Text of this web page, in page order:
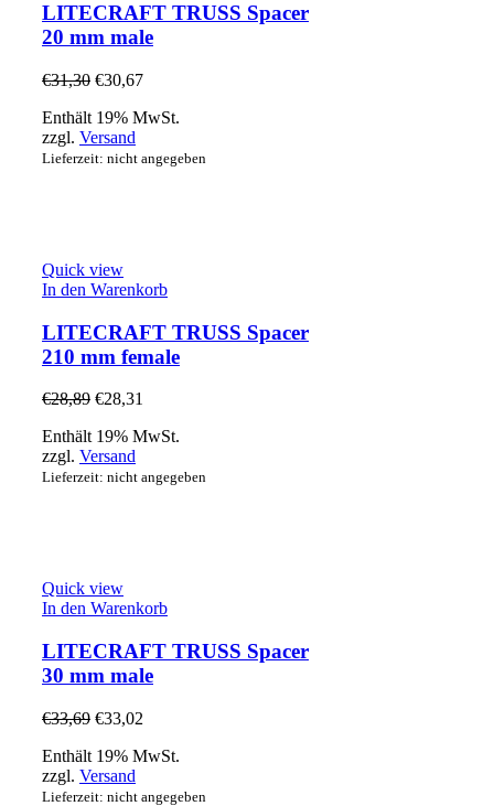
LITECRAFT TRUSS Spacer
20 mm male
€31,30 €30,67
Enthält 19% MwSt.
zzgl. Versand
Lieferzeit: nicht angegeben
Quick view
In den Warenkorb
LITECRAFT TRUSS Spacer
210 mm female
€28,89 €28,31
Enthält 19% MwSt.
zzgl. Versand
Lieferzeit: nicht angegeben
Quick view
In den Warenkorb
LITECRAFT TRUSS Spacer
30 mm male
€33,69 €33,02
Enthält 19% MwSt.
zzgl. Versand
Lieferzeit: nicht angegeben